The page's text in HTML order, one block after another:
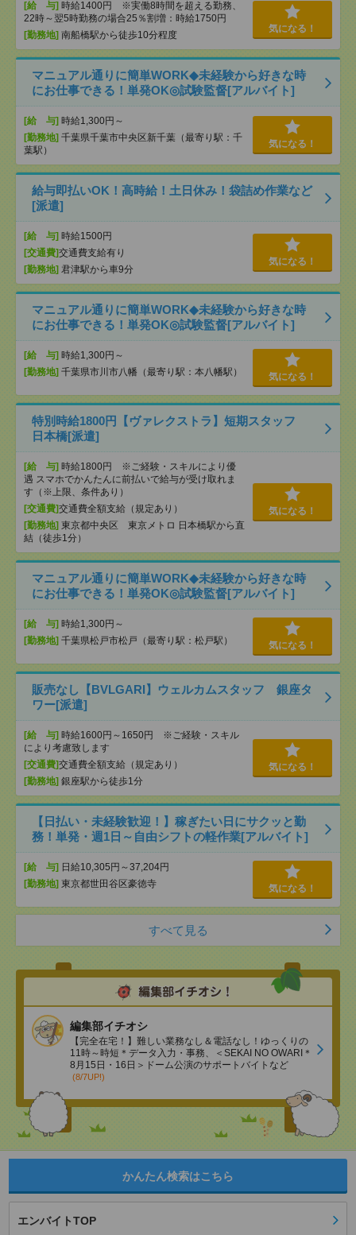
[給 与] 時給1400円 ※実働8時間を超える勤務、
22時～翌5時勤務の場合25％割増：時給1750円
[勤務地] 南船橋駅から徒歩10分程度
気になる！
マニュアル通りに簡単WORK◆未経験から好きな時
にお仕事できる！単発OK◎試験監督[アルバイト]
[給 与] 時給1,300円～
[勤務地] 千葉県千葉市中央区新千葉（最寄り駅：千
葉駅）
気になる！
給与即払いOK！高時給！土日休み！袋詰め作業など
[派遣]
[給 与] 時給1500円
[交通費]交通費支給有り
[勤務地] 君津駅から車9分
気になる！
マニュアル通りに簡単WORK◆未経験から好きな時
にお仕事できる！単発OK◎試験監督[アルバイト]
[給 与] 時給1,300円～
[勤務地] 千葉県市川市八幡（最寄り駅：本八幡駅） 気になる！
特別時給1800円【ヴァレクストラ】短期スタッフ
日本橋[派遣]
[給 与] 時給1800円 ※ご経験・スキルにより優
遇 スマホでかんたんに前払いで給与が受け取れま
す（※上限、条件あり）
[交通費]交通費全額支給（規定あり）
[勤務地] 東京都中央区 東京メトロ 日本橋駅から直
結（徒歩1分）
気になる！
マニュアル通りに簡単WORK◆未経験から好きな時
にお仕事できる！単発OK◎試験監督[アルバイト]
[給 与] 時給1,300円～
[勤務地] 千葉県松戸市松戸（最寄り駅：松戸駅） 気になる！
販売なし【BVLGARI】ウェルカムスタッフ 銀座タ
ワー[派遣]
[給 与] 時給1600円～1650円 ※ご経験・スキル
により考慮致します
[交通費]交通費全額支給（規定あり）
[勤務地] 銀座駅から徒歩1分
気になる！
【日払い・未経験歓迎！】稼ぎたい日にサクッと勤
務！単発・週1日～自由シフトの軽作業[アルバイト]
[給 与] 日給10,305円～37,204円
[勤務地] 東京都世田谷区豪徳寺 気になる！
すべて見る
編集部イチオシ
【完全在宅！】難しい業務なし＆電話なし！ゆっくりの
11時～時短＊データ入力・事務、＜SEKAI NO OWARI＊
8月15日・16日＞ドーム公演のサポートバイトなど
(8/7UP!)
かんたん検索はこちら
エンバイトTOP